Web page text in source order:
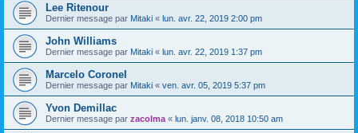
Lee Ritenour
Dernier message par Mitaki « lun. avr. 22, 2019 2:00 pm
John Williams
Dernier message par Mitaki « lun. avr. 22, 2019 1:37 pm
Marcelo Coronel
Dernier message par Mitaki « ven. avr. 05, 2019 5:37 pm
Yvon Demillac
Dernier message par zacolma « lun. janv. 08, 2018 10:50 am